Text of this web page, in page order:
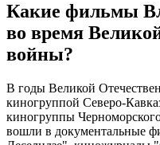
Какие фильмы
во время
войны?
В годы Великой
киногруппой Северо-
киногруппы
вошли в документальные